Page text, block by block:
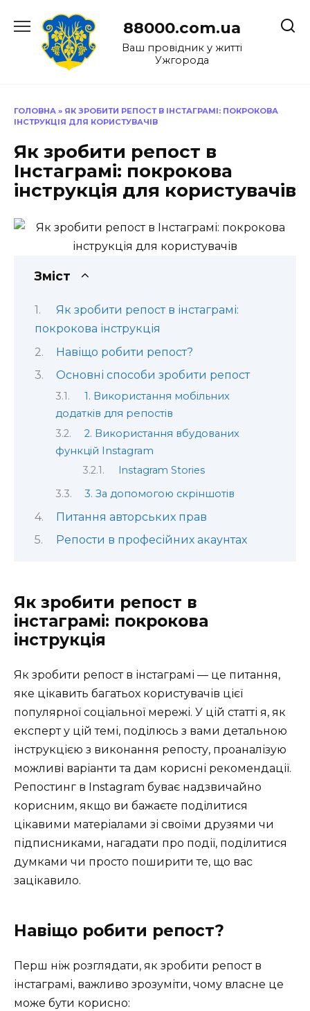
до
88000.com.ua
Ваш провідник у житті
Ужгорода
ГОЛОВНА » ЯК ЗРОБИТИ РЕПОСТ В ІНСТАГРАМІ: ПОКРОКОВА
ІНСТРУКЦІЯ ДЛЯ КОРИСТУВАЧІВ
Як зробити репост в
Інстаграмі: покрокова
інструкція для користувачів
Зміст
Як зробити репост в інстаграмі:
покрокова інструкція
Навіщо робити репост?
Основні способи зробити репост
1. Використання мобільних
додатків для репостів
2. Використання вбудованих
функцій Instagram
Instagram Stories
3. За допомогою скріншотів
Питання авторських прав
Репости в професійних акаунтах
Як зробити репост в
інстаграмі: покрокова
інструкція
Як зробити репост в інстаграмі — це питання,
яке цікавить багатьох користувачів цієї
популярної соціальної мережі. У цій статті я, як
експерт у цій темі, поділюсь з вами детальною
інструкцією з виконання репосту, проаналізую
можливі варіанти та дам корисні рекомендації.
Репостинг в Instagram буває надзвичайно
корисним, якщо ви бажаєте поділитися
цікавими матеріалами зі своїми друзями чи
підписниками, нагадати про події, поділитися
думками чи просто поширити те, що вас
зацікавило.
Навіщо робити репост?
Перш ніж розглядати, як зробити репост в
інстаграмі, важливо зрозуміти, чому власне це
може бути корисно: